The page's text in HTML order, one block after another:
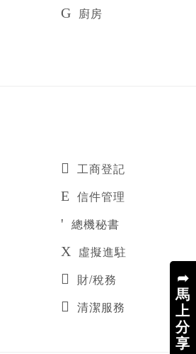
➦
馬
上
分
享
廚房
工商登記
信件管理
總機秘書
虛擬進駐
財/稅務
清潔服務